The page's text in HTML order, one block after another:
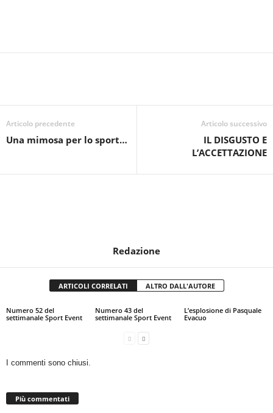
Articolo precedente
Una mimosa per lo sport…
Articolo successivo
IL DISGUSTO E
L’ACCETTAZIONE
Redazione
ARTICOLI CORRELATI ALTRO DALL'AUTORE
Numero 52 del
settimanale Sport Event
Numero 43 del
settimanale Sport Event
L’esplosione di Pasquale
Evacuo
I commenti sono chiusi.
Più commentati